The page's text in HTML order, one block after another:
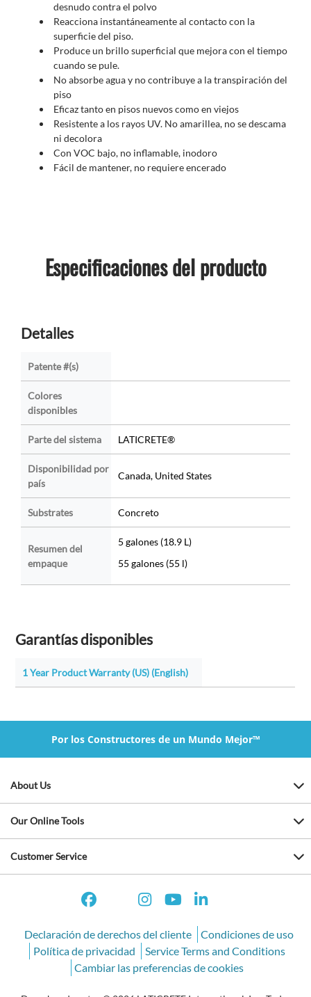
desnudo contra el polvo
Reacciona instantáneamente al contacto con la
superficie del piso.
Produce un brillo superficial que mejora con el tiempo
cuando se pule.
No absorbe agua y no contribuye a la transpiración del
piso
Eficaz tanto en pisos nuevos como en viejos
Resistente a los rayos UV. No amarillea, no se descama
ni decolora
Con VOC bajo, no inflamable, inodoro
Fácil de mantener, no requiere encerado
Especificaciones del producto
Detalles
Patente #(s)
Colores
disponibles
Parte del sistema LATICRETE®
Disponibilidad por
país
Canada, United States
Substrates Concreto
Resumen del
empaque
5 galones (18.9 L)
55 galones (55 l)
Garantías disponibles
1 Year Product Warranty (US) (English)
Por los Constructores de un Mundo Mejor™
About Us
Our Online Tools
Customer Service
Declaración de derechos del cliente
Condiciones de uso
Política de privacidad
Service Terms and Conditions
Cambiar las preferencias de cookies